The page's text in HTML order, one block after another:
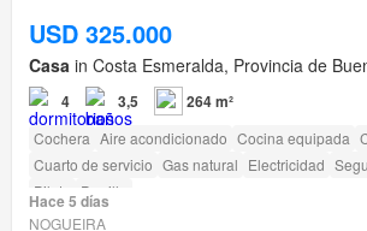
USD 325.000
Casa in Costa Esmeralda, Provincia de
4 3,5 264 m²
Cochera Aire acondicionado Cocina equipada
Cuarto de servicio Gas natural Electricidad
Pileta
Parrilla
Hace 5 días
NOGUEIRA